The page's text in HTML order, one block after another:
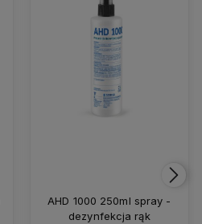
AHD 1000 250ml spray -
dezynfekcja rąk